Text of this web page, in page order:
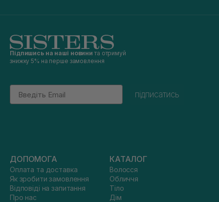
Підпишись на наші новини та отримуй
знижку 5% на перше замовлення
Email
підписатись
ДОПОМОГА
Оплата та доставка
Як зробити замовлення
Відповіді на запитання
Про нас
КАТАЛОГ
Волосся
Обличчя
Тіло
Дім